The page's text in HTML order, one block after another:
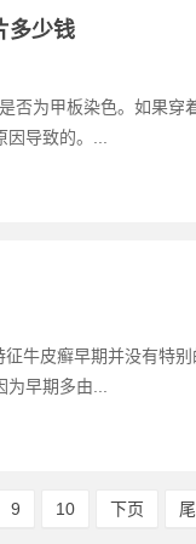
多少钱
否为甲板染色。如果穿
导致的。...
牛皮癣早期并没有特别
早期多由...
9 10 下页